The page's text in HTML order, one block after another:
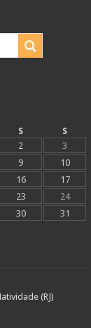
S
S
2
3
9
10
16
17
23
24
30
31
(RJ)